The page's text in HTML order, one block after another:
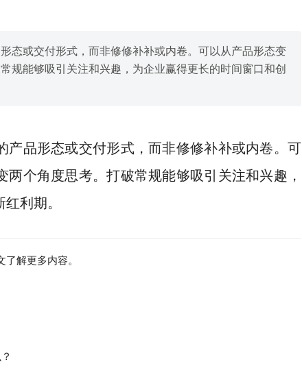
态或交付形式，而非修修补补或内卷。可以从产品形态变
规能够吸引关注和兴趣，为企业赢得更长的时间窗口和创
产品形态或交付形式，而非修修补补或内卷。可
个角度思考。打破常规能够吸引关注和兴趣，
利期。
了解更多内容。